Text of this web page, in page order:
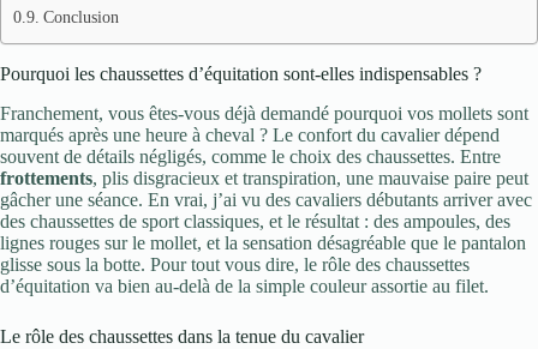
Conclusion
Pourquoi les chaussettes d’équitation sont-elles indispensables ?
Franchement, vous êtes-vous déjà demandé pourquoi vos mollets sont
marqués après une heure à cheval ? Le confort du cavalier dépend
souvent de détails négligés, comme le choix des chaussettes. Entre
frottements, plis disgracieux et transpiration, une mauvaise paire peut
gâcher une séance. En vrai, j’ai vu des cavaliers débutants arriver avec
des chaussettes de sport classiques, et le résultat : des ampoules, des
lignes rouges sur le mollet, et la sensation désagréable que le pantalon
glisse sous la botte. Pour tout vous dire, le rôle des chaussettes
d’équitation va bien au-delà de la simple couleur assortie au filet.
Le rôle des chaussettes dans la tenue du cavalier